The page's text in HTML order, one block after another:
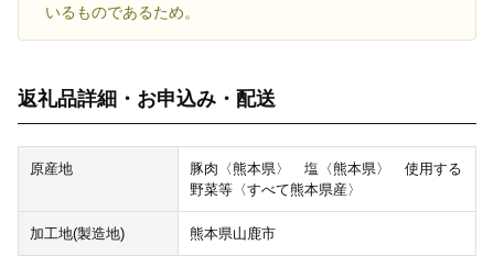
いるものであるため。
返礼品詳細・お申込み・配送
原産地
豚肉〈熊本県〉 塩〈熊本県〉 使用する
野菜等〈すべて熊本県産〉
加工地(製造地) 熊本県山鹿市